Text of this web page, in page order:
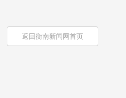
返回衡南新闻网首页